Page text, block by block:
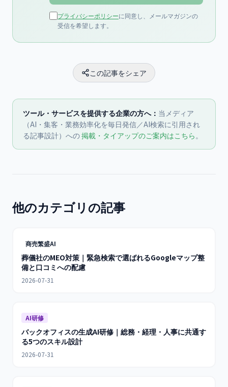
プライバシーポリシーに同意し、メールマガジンの
受信を希望します。
この記事をシェア
ツール・サービスを提供する企業の方へ： 当メディア
（AI・集客・業務効率化を毎日発信／AI検索に引用され
る記事設計）への掲載・タイアップのご案内はこちら。
他のカテゴリの記事
商売繁盛AI
葬儀社のMEO対策｜緊急検索で選ばれるGoogleマップ整
備と口コミへの配慮
2026-07-31
AI研修
バックオフィスの生成AI研修｜総務・経理・人事に共通す
る5つのスキル設計
2026-07-31